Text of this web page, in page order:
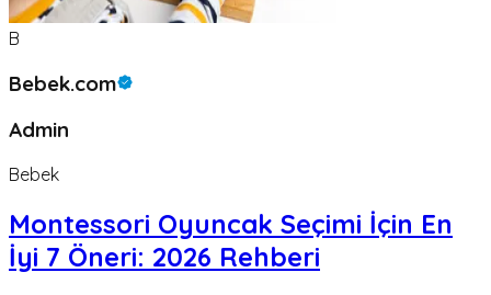
B
Bebek.com
Admin
Bebek
Montessori Oyuncak Seçimi İçin En
İyi 7 Öneri: 2026 Rehberi